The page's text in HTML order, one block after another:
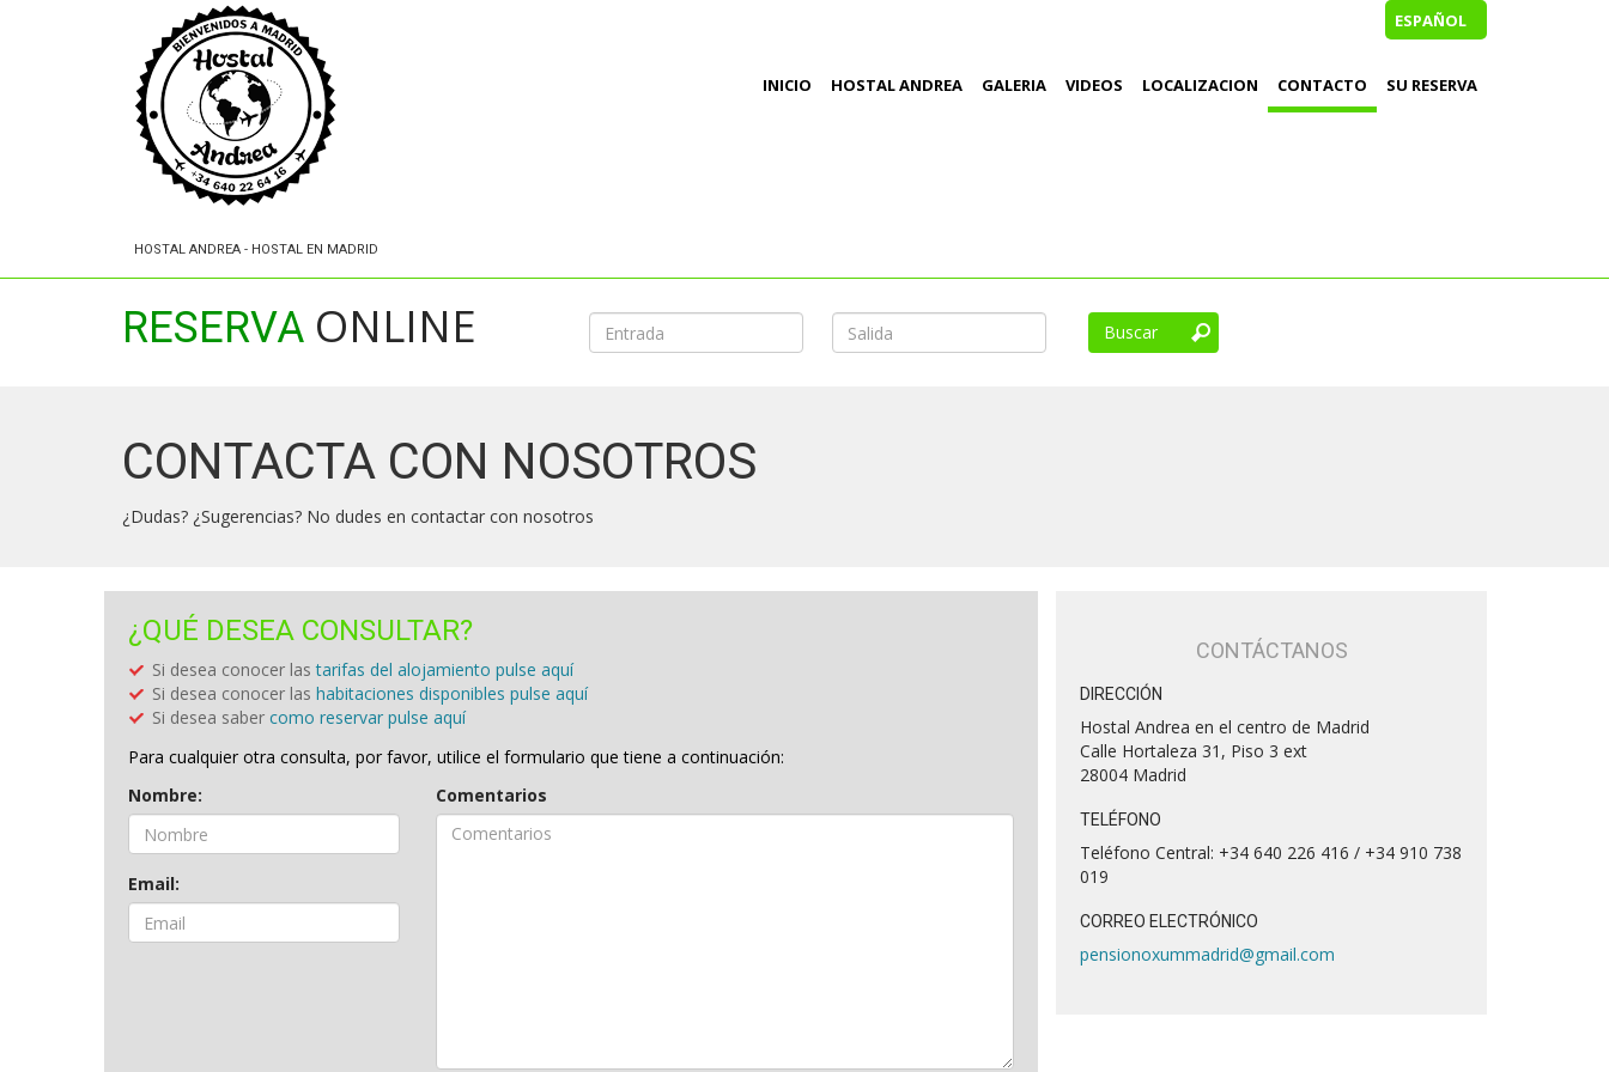
ESPAÑOL
HOSTAL ANDREA - HOSTAL EN MADRID
INICIO HOSTAL ANDREA GALERIA VIDEOS LOCALIZACION CONTACTO SU RESERVA
RESERVA ONLINE Buscar
CONTACTA CON NOSOTROS
¿Dudas? ¿Sugerencias? No dudes en contactar con nosotros
¿QUÉ DESEA CONSULTAR?
Si desea conocer lastarifas del alojamiento pulse aquí
Si desea conocer las habitaciones disponibles pulse aquí
Si desea saber como reservar pulse aquí
Para cualquier otra consulta, por favor, utilice el formulario que tiene a continuación:
Nombre:
Email:
Comentarios
CONTÁCTANOS
DIRECCIÓN
Hostal Andrea en el centro de Madrid
Calle Hortaleza 31, Piso 3 ext
28004 Madrid
TELÉFONO
Teléfono Central: +34 640 226 416 / +34 910 738
019
CORREO ELECTRÓNICO
pensionoxummadrid@gmail.com